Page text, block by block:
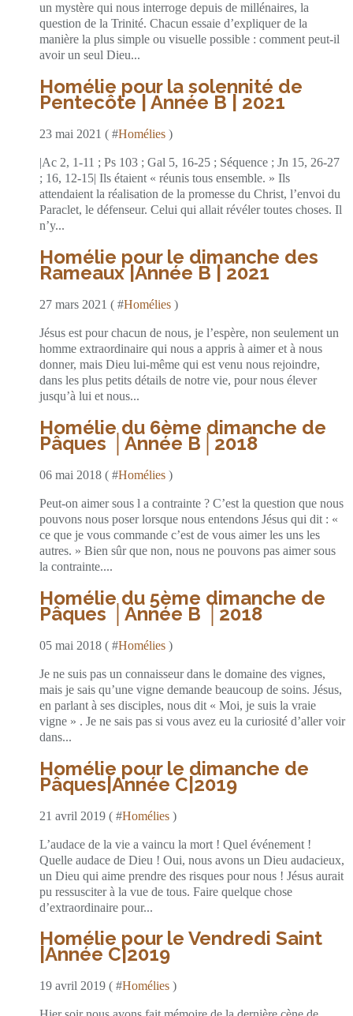
un mystère qui nous interroge depuis de millénaires, la
question de la Trinité. Chacun essaie d’expliquer de la
manière la plus simple ou visuelle possible : comment peut-il
avoir un seul Dieu...
Homélie pour la solennité de
Pentecôte | Année B | 2021
23 mai 2021 ( #Homélies )
|Ac 2, 1-11 ; Ps 103 ; Gal 5, 16-25 ; Séquence ; Jn 15, 26-27
; 16, 12-15| Ils étaient « réunis tous ensemble. » Ils
attendaient la réalisation de la promesse du Christ, l’envoi du
Paraclet, le défenseur. Celui qui allait révéler toutes choses. Il
n’y...
Homélie pour le dimanche des
Rameaux |Année B | 2021
27 mars 2021 ( #Homélies )
Jésus est pour chacun de nous, je l’espère, non seulement un
homme extraordinaire qui nous a appris à aimer et à nous
donner, mais Dieu lui-même qui est venu nous rejoindre,
dans les plus petits détails de notre vie, pour nous élever
jusqu’à lui et nous...
Homélie du 6ème dimanche de
Pâques │Année B│2018
06 mai 2018 ( #Homélies )
Peut-on aimer sous l a contrainte ? C’est la question que nous
pouvons nous poser lorsque nous entendons Jésus qui dit : «
ce que je vous commande c’est de vous aimer les uns les
autres. » Bien sûr que non, nous ne pouvons pas aimer sous
la contrainte....
Homélie du 5ème dimanche de
Pâques │Année B │2018
05 mai 2018 ( #Homélies )
Je ne suis pas un connaisseur dans le domaine des vignes,
mais je sais qu’une vigne demande beaucoup de soins. Jésus,
en parlant à ses disciples, nous dit « Moi, je suis la vraie
vigne » . Je ne sais pas si vous avez eu la curiosité d’aller voir
dans...
Homélie pour le dimanche de
Pâques|Année C|2019
21 avril 2019 ( #Homélies )
L’audace de la vie a vaincu la mort ! Quel événement !
Quelle audace de Dieu ! Oui, nous avons un Dieu audacieux,
un Dieu qui aime prendre des risques pour nous ! Jésus aurait
pu ressusciter à la vue de tous. Faire quelque chose
d’extraordinaire pour...
Homélie pour le Vendredi Saint
|Année C|2019
19 avril 2019 ( #Homélies )